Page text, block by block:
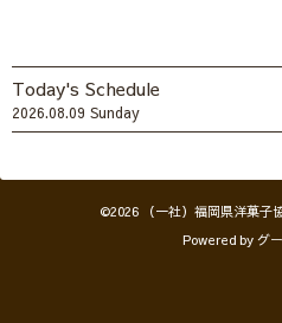
Today's Schedule
2026.08.09 Sunday
©2026 （一社）福岡県洋菓子
Powered by グ